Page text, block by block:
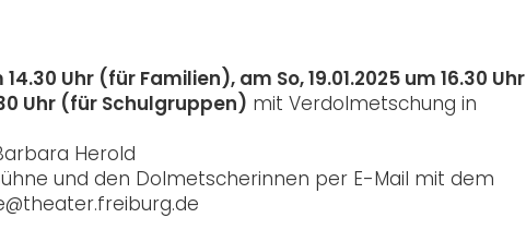
14.30 Uhr (für Familien), am So, 19.01.2025 um 16.30 Uhr
Uhr (für Schulgruppen) mit Verdolmetschung in
Herold
und den Dolmetscherinnen per E-Mail mit dem